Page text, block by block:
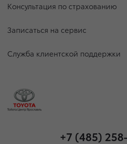
Консультация по страхованию
Записаться на сервис
Служба клиентской поддержки
+7 (485)